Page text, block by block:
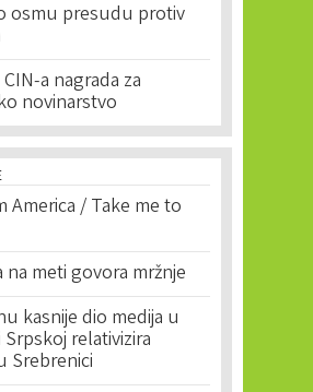
osmu presudu protiv
a nagrada za
novinarstvo
America / Take me to
na meti govora mržnje
kasnije dio medija u
relativizira
Srebrenici